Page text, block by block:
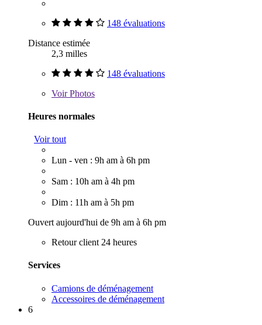
148 évaluations
Distance estimée
2,3 milles
148 évaluations
VoirPhotos
Heures normales
Voir tout
Lun - ven : 9h am à 6h pm
Sam : 10h am à 4h pm
Dim : 11h am à 5h pm
Ouvert aujourd'hui de 9h am à 6h pm
Retour client 24 heures
Services
Camions de déménagement
Accessoires de déménagement
6